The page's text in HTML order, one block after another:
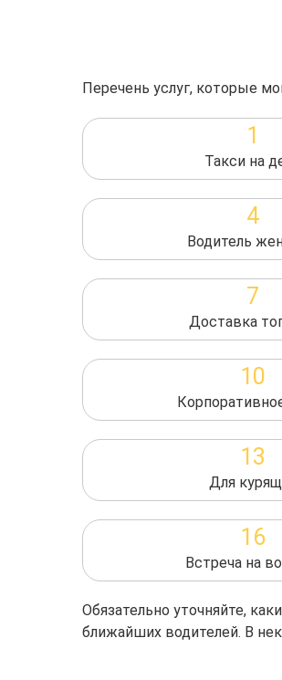
Перечень услуг, которые
1
Такси на
4
Водитель
7
Доставка
10
13
Для
16
Встреча на
Обязательно уточняйте,
ближайших водителей. В